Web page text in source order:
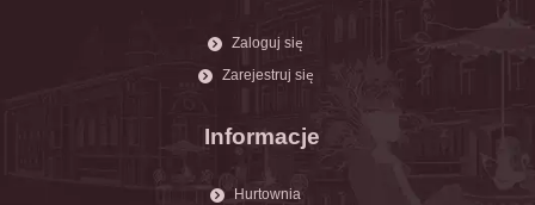
Zaloguj się
Zarejestruj się
Informacje
Hurtownia